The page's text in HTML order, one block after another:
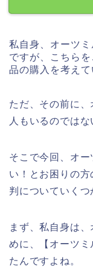
私自身、オーツ
ですが、こちら
品の購入を考えて
ただ、その前に
人もいるのではな
そこで今回、オ
い！とお困りの
判についていくつ
まず、私自身は
めに、【オーツ
たんですよね。